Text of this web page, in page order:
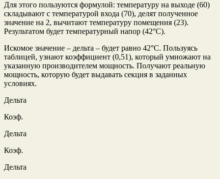
Для этого пользуются формулой: температуру на выходе (60)
складывают с температурой входа (70), делят полученное
значение на 2, вычитают температуру помещения (23).
Результатом будет температурный напор (42°С).
Искомое значение – дельта – будет равно 42°С. Пользуясь
таблицей, узнают коэффициент (0,51), который умножают на
указанную производителем мощность. Получают реальную
мощность, которую будет выдавать секция в заданных
условиях.
Дельта
Коэф.
Дельта
Коэф.
Дельта